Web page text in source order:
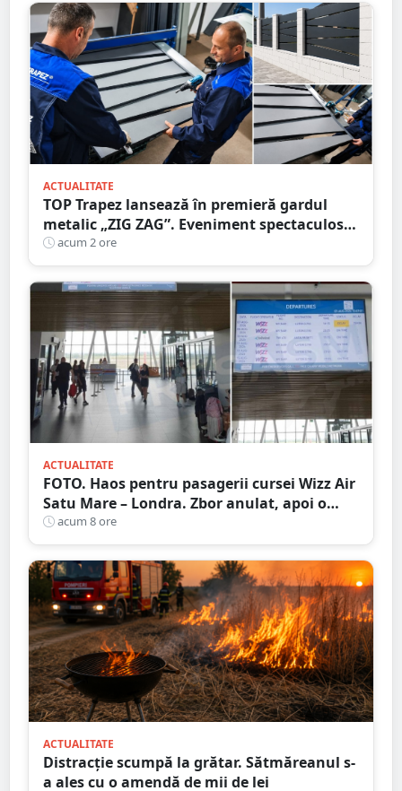
ACTUALITATE
TOP Trapez lansează în premieră gardul
metalic „ZIG ZAG”. Eveniment spectaculos
în Grădina Romei
acum 2 ore
ACTUALITATE
FOTO. Haos pentru pasagerii cursei Wizz Air
Satu Mare – Londra. Zbor anulat, apoi o
nouă întârziere. Fără explicații clare
acum 8 ore
ACTUALITATE
Distracție scumpă la grătar. Sătmăreanul s-
a ales cu o amendă de mii de lei